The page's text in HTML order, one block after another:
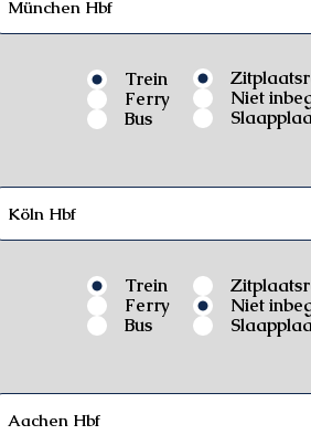
Trein
Ferry
Bus
Niet
Trein
Ferry
Bus
Niet